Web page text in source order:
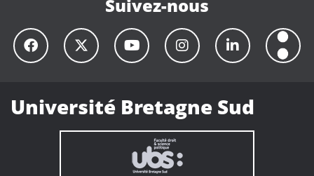
Suivez-nous
Université Bretagne Sud